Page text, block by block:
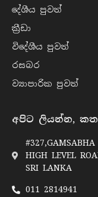
දේශීය පුව​ත්
ක්‍රී​ඩා
විදේශීය පුව​ත්
රසබ​ර
ව්‍යාපාරික පුව​ත්
අපිට ලියන්න,
#327,GAMSABHA
HIGH LEVEL
SRI LANKA
011 2814941